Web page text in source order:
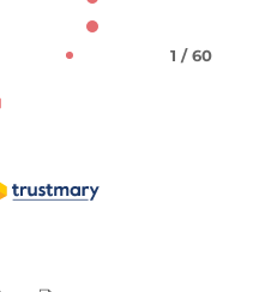
1 / 60